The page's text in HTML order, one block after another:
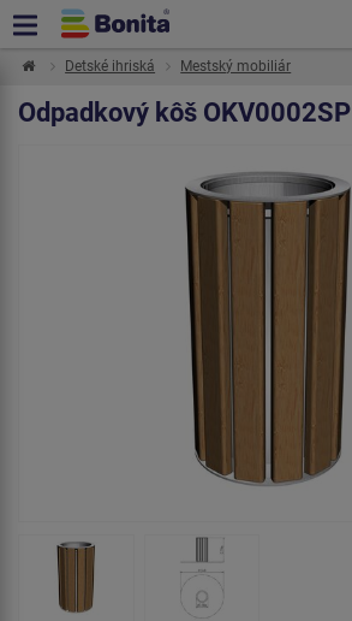
Detské ihriská Mestský mobiliár
Odpadkový kôš OKV0002SP